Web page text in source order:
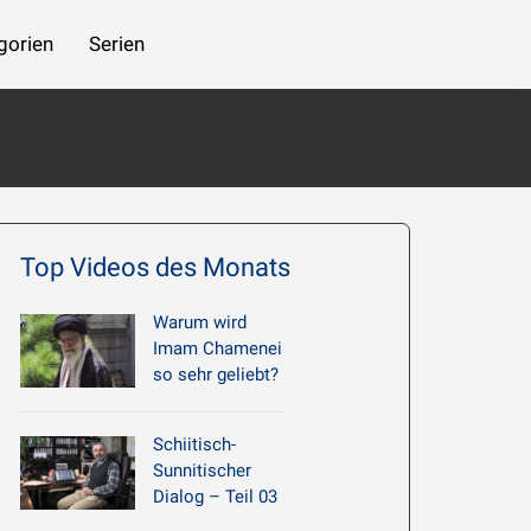
Serien
Top Videos des Monats
Warum wird
Imam Chamenei
so sehr geliebt?
Schiitisch-
Sunnitischer
Dialog – Teil 03